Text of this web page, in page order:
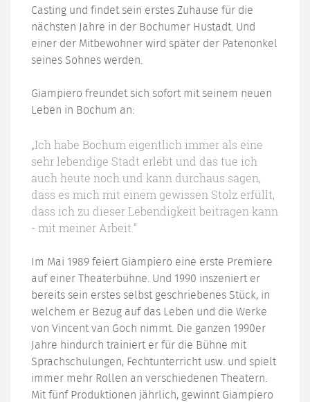
Casting und findet sein erstes Zuhause für die
nächsten Jahre in der Bochumer Hustadt. Und
einer der Mitbewohner wird später der Patenonkel
seines Sohnes werden.
Giampiero freundet sich sofort mit seinem neuen
Leben in Bochum an:
„Ich habe Bochum eigentlich immer als eine
sehr lebendige Stadt erlebt und das tue ich
auch heute noch und kann durchaus sagen,
dass es mich mit einem gewissen Stolz erfüllt,
dass ich zu dieser Lebendigkeit beitragen kann
- mit meiner Arbeit.“
Im Mai 1989 feiert Giampiero eine erste Premiere
auf einer Theaterbühne. Und 1990 inszeniert er
bereits sein erstes selbst geschriebenes Stück, in
welchem er Bezug auf das Leben und die Werke
von Vincent van Goch nimmt. Die ganzen 1990er
Jahre hindurch trainiert er für die Bühne mit
Sprachschulungen, Fechtunterricht usw. und spielt
immer mehr Rollen an verschiedenen Theatern.
Mit fünf Produktionen jährlich, gewinnt Giampiero